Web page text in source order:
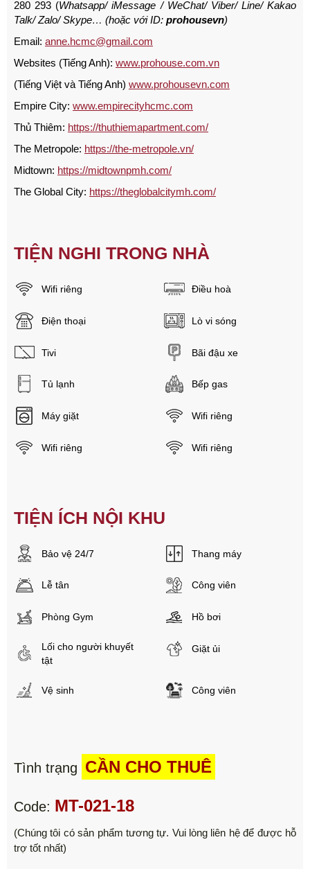
280 293 (Whatsapp/iMessage / WeChat/Viber/Line/Kakao
Talk/Zalo/ Skype… (hoặc với ID: prohousevn)
Email: anne.hcmc@gmail.com
Websites (Tiếng Anh): www.prohouse.com.vn
(Tiếng Việt và Tiếng Anh) www.prohousevn.com
Empire City: www.empirecityhcmc.com
Thủ Thiêm: https://thuthiemapartment.com/
The Metropole: https://the-metropole.vn/
Midtown: https://midtownpmh.com/
The Global City: https://theglobalcitymh.com/
TIỆN NGHI TRONG NHÀ
Wifi riêng Điều hoà
Điện thoại Lò vi sóng
Tivi Bãi đậu xe
Tủ lạnh Bếp gas
Máy giặt Wifi riêng
Wifi riêng Wifi riêng
TIỆN ÍCH NỘI KHU
Bảo vệ 24/7 Thang máy
Lễ tân Công viên
Phòng Gym Hồ bơi
Lối cho người khuyết
tật
Giặt ủi
Vệ sinh Công viên
Tình trạng CẦN CHO THUÊ
Code: MT-021-18
(Chúng tôi có sản phẩm tương tự. Vui lòng liên hệ để được hỗ
trợ tốt nhất)